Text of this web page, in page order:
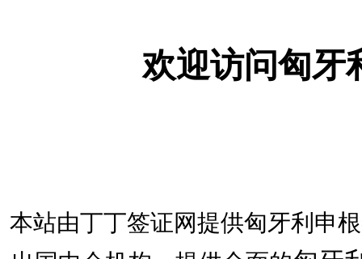
欢迎访问匈牙
本站由丁丁签证网提供匈牙利申